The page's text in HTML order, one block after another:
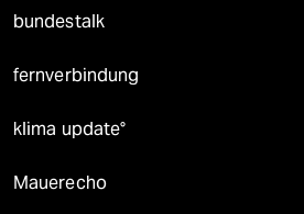
bundestalk
fernverbindung
klima update°
Mauerecho